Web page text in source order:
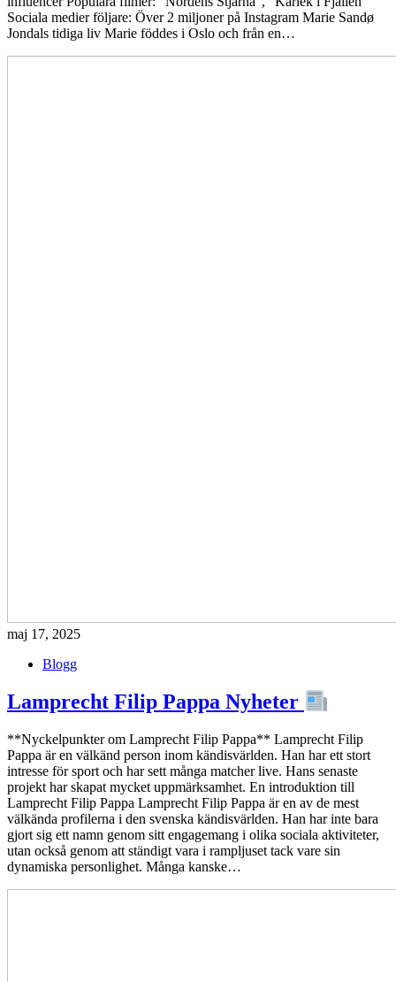
Sociala medier följare: Över 2 miljoner på Instagram Marie Sandø
Jondals tidiga liv Marie föddes i Oslo och från en…
maj 17, 2025
Blogg
Lamprecht Filip Pappa Nyheter
**Nyckelpunkter om Lamprecht Filip Pappa** Lamprecht Filip
Pappa är en välkänd person inom kändisvärlden. Han har ett stort
intresse för sport och har sett många matcher live. Hans senaste
projekt har skapat mycket uppmärksamhet. En introduktion till
Lamprecht Filip Pappa Lamprecht Filip Pappa är en av de mest
välkända profilerna i den svenska kändisvärlden. Han har inte bara
gjort sig ett namn genom sitt engagemang i olika sociala aktiviteter,
utan också genom att ständigt vara i rampljuset tack vare sin
dynamiska personlighet. Många kanske…